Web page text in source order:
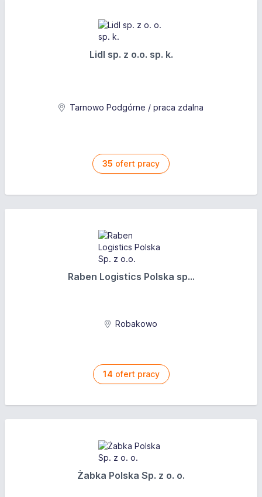
Lidl sp. z o.o. sp. k.
Tarnowo Podgórne / praca zdalna
35 ofert pracy
Raben Logistics Polska sp...
Robakowo
14 ofert pracy
Żabka Polska Sp. z o. o.